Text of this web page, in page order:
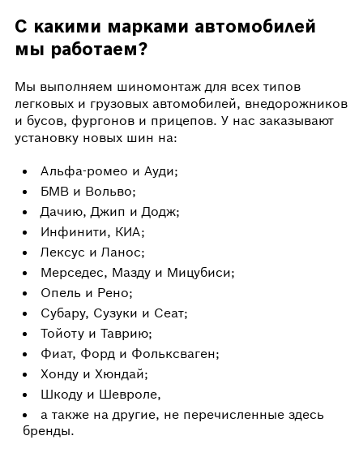
С какими марками автомобилей
мы работаем?
Мы выполняем шиномонтаж для всех типов
легковых и грузовых автомобилей, внедорожников
и бусов, фургонов и прицепов. У нас заказывают
установку новых шин на:
Альфа-ромео и Ауди;
БМВ и Вольво;
Дачию, Джип и Додж;
Инфинити, КИА;
Лексус и Ланос;
Мерседес, Мазду и Мицубиси;
Опель и Рено;
Субару, Сузуки и Сеат;
Тойоту и Таврию;
Фиат, Форд и Фольксваген;
Хонду и Хюндай;
Шкоду и Шевроле,
а также на другие, не перечисленные здесь
бренды.